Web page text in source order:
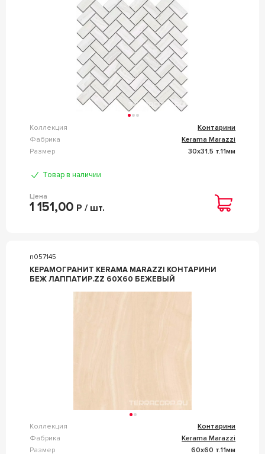
Коллекция
Контарини
Фабрика
Kerama Marazzi
Размер
30x31.5 т.11мм
Товар в наличии
Цена
1 151,00 Р / шт.
n057145
КЕРАМОГРАНИТ KERAMA MARAZZI КОНТАРИНИ
БЕЖ ЛАППАТИР.ZZ 60X60 БЕЖЕВЫЙ
Коллекция
Контарини
Фабрика
Kerama Marazzi
Размер
60x60 т.11мм